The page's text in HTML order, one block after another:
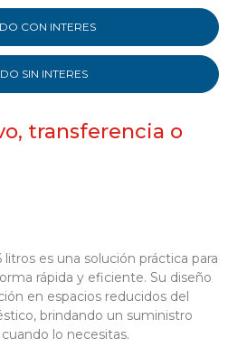
CON INTERES
SIN INTERES
transferencia o
es una solución práctica para
rápida y eficiente. Su diseño
en espacios reducidos del
brindando un suministro
lo necesitas.